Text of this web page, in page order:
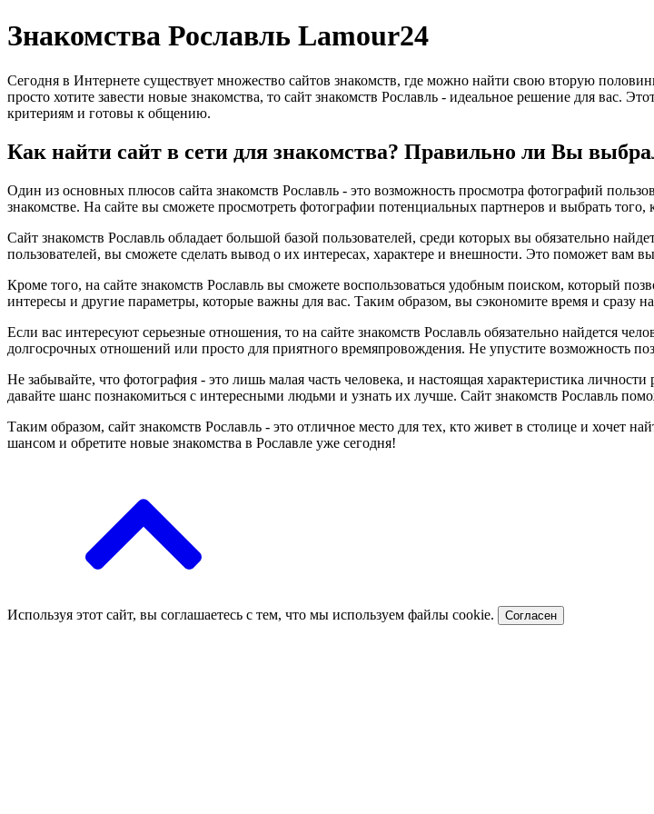
Знакомства Рославль Lamour24
Сегодня в Интернете существует множество сайтов знакомств, где можно найти свою вторую
просто хотите завести новые знакомства, то сайт знакомств Рославль - идеальное решение для вас.
критериям и готовы к общению.
Как найти сайт в сети для знакомства? Правильно ли Вы
Один из основных плюсов сайта знакомств Рославль - это возможность просмотра фотографий
знакомстве. На сайте вы сможете просмотреть фотографии потенциальных партнеров и выбрать того,
Сайт знакомств Рославль обладает большой базой пользователей, среди которых вы обязательно
пользователей, вы сможете сделать вывод о их интересах, характере и внешности. Это поможет вам
Кроме того, на сайте знакомств Рославль вы сможете воспользоваться удобным поиском, который
интересы и другие параметры, которые важны для вас. Таким образом, вы сэкономите время и сразу
Если вас интересуют серьезные отношения, то на сайте знакомств Рославль обязательно найдется
долгосрочных отношений или просто для приятного времяпровождения. Не упустите возможность
Не забывайте, что фотография - это лишь малая часть человека, и настоящая характеристика
давайте шанс познакомиться с интересными людьми и узнать их лучше. Сайт знакомств Рославль
Таким образом, сайт знакомств Рославль - это отличное место для тех, кто живет в столице и хочет
шансом и обретите новые знакомства в Рославле уже сегодня!
Используя этот сайт, вы соглашаетесь с тем, что мы используем файлы cookie. Согласен